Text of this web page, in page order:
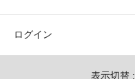
ログイン
表示切替 :